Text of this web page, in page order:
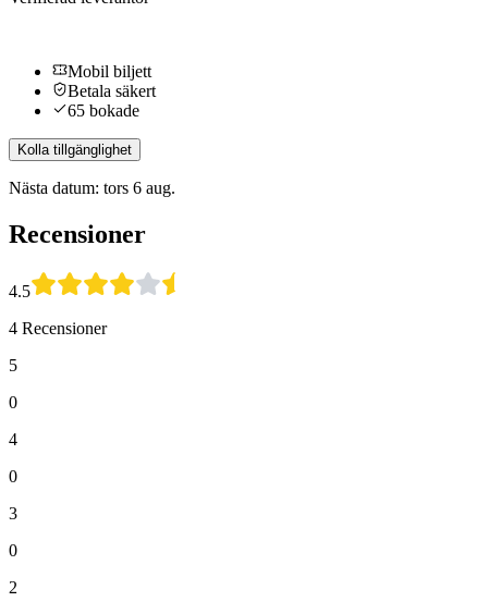
Mobil biljett
Betala säkert
65 bokade
Kolla tillgänglighet
Nästa datum: tors 6 aug.
Recensioner
4.5
4 Recensioner
5
0
4
0
3
0
2